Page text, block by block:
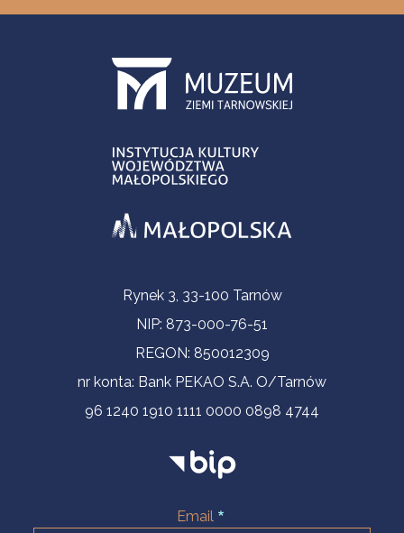
Informacje kontaktoweRynek 3, 33-100 Tarnów
NIP: 873-000-76-51
REGON: 850012309
nr konta: Bank PEKAO S.A. O/Tarnów
96 1240 1910 1111 0000 0898 4744
Email